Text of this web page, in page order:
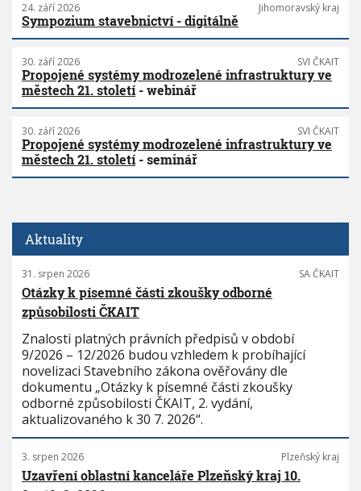
24. září 2026 Jihomoravský kraj
Sympozium stavebnictví - digitálně
30. září 2026 SVI ČKAIT
Propojené systémy modrozelené infrastruktury ve
městech 21. století- webinář
30. září 2026 SVI ČKAIT
Propojené systémy modrozelené infrastruktury ve
městech 21. století- seminář
Aktuality
31. srpen 2026 SA ČKAIT
Otázky k písemné části zkoušky odborné
způsobilosti ČKAIT
Znalosti platných právních předpisů v období
9/2026 – 12/2026 budou vzhledem k probíhající
novelizaci Stavebního zákona ověřovány dle
dokumentu „Otázky k písemné části zkoušky
odborné způsobilosti ČKAIT, 2. vydání,
aktualizovaného k 30 7. 2026“.
3. srpen 2026 Plzeňský kraj
Uzavření oblastní kanceláře Plzeňský kraj 10.